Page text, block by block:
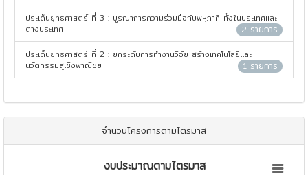
ประเด็นยุทธศาสตร์ ที่ 3 : บูรณาการความร่วมมือกับพหุภาคี ทั้งในประเทศและ
ต่างประเทศ
2 รายการ
ประเด็นยุทธศาสตร์ ที่ 2 : ยกระดับการทำงานวิจัย สร้างเทคโนโลยีและ
นวัตกรรมสู่เชิงพาณิชย์
1 รายการ
จำนวนโครงการตามไตรมาส
งบประมาณตามไตรมาสงบประมาณตามไตรมาส